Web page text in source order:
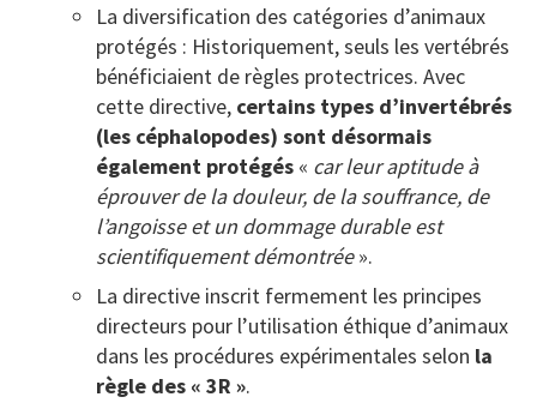
La diversification des catégories d’animaux
protégés : Historiquement, seuls les vertébrés
bénéficiaient de règles protectrices. Avec
cette directive, certains types d’invertébrés
(les céphalopodes) sont désormais
également protégés « car leur aptitude à
éprouver de la douleur, de la souffrance, de
l’angoisse et un dommage durable est
scientifiquement démontrée».
La directive inscrit fermement les principes
directeurs pour l’utilisation éthique d’animaux
dans les procédures expérimentales selon la
règle des « 3R ».